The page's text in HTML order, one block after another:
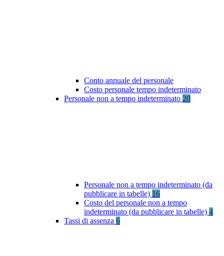
Conto annuale del personale
Costo personale tempo indeterminato
Personale non a tempo indeterminato 20
Personale non a tempo indeterminato (da
pubblicare in tabelle) 16
Costo del personale non a tempo
indeterminato (da pubblicare in tabelle) 4
Tassi di assenza 6